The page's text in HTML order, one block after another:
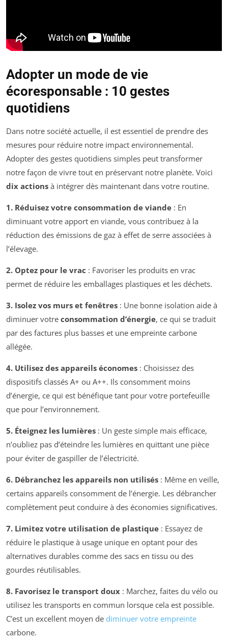
Adopter un mode de vie
écoresponsable : 10 gestes
quotidiens
Dans notre société actuelle, il est essentiel de prendre des
mesures pour réduire notre impact environnemental.
Adopter des gestes quotidiens simples peut transformer
notre façon de vivre tout en préservant notre planète. Voici
dix actions à intégrer dès maintenant dans votre routine.
1. Réduisez votre consommation de viande : En
diminuant votre apport en viande, vous contribuez à la
réduction des émissions de gaz à effet de serre associées à
l’élevage.
2. Optez pour le vrac : Favoriser les produits en vrac
permet de réduire les emballages plastiques et les déchets.
3. Isolez vos murs et fenêtres : Une bonne isolation aide à
diminuer votre consommation d’énergie, ce qui se traduit
par des factures plus basses et une empreinte carbone
allégée.
4. Utilisez des appareils économes : Choisissez des
dispositifs classés A+ ou A++. Ils consomment moins
d’énergie, ce qui est bénéfique tant pour votre portefeuille
que pour l’environnement.
5. Éteignez les lumières : Un geste simple mais efficace,
n’oubliez pas d’éteindre les lumières en quittant une pièce
pour éviter de gaspiller de l’électricité.
6. Débranchez les appareils non utilisés : Même en veille,
certains appareils consomment de l’énergie. Les débrancher
complètement peut conduire à des économies significatives.
7. Limitez votre utilisation de plastique : Essayez de
réduire le plastique à usage unique en optant pour des
alternatives durables comme des sacs en tissu ou des
gourdes réutilisables.
8. Favorisez le transport doux : Marchez, faites du vélo ou
utilisez les transports en commun lorsque cela est possible.
C’est un excellent moyen de diminuer votre empreinte
carbone.